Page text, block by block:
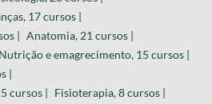
17 cursos |
|
Anatomia, 21 cursos |
Nutrição e emagrecimento, 15 cursos |
|
cursos |
Fisioterapia, 8 cursos |